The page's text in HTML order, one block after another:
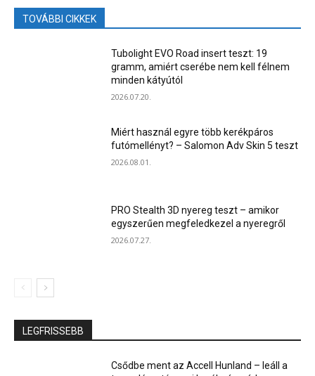
TOVÁBBI CIKKEK
Tubolight EVO Road insert teszt: 19
gramm, amiért cserébe nem kell félnem
minden kátyútól
2026.07.20.
Miért használ egyre több kerékpáros
futómellényt? – Salomon Adv Skin 5 teszt
2026.08.01.
PRO Stealth 3D nyereg teszt – amikor
egyszerűen megfeledkezel a nyeregről
2026.07.27.
LEGFRISSEBB
Csődbe ment az Accell Hunland – leáll a